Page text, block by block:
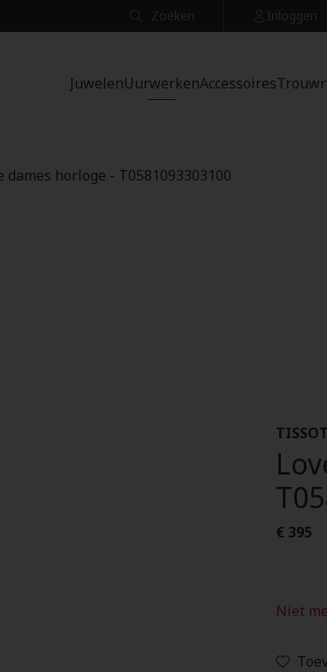
Zoeken Inloggen
JuwelenUurwerkenAccessoires
dames horloge - T0581093303100
TISSOT
€ 395
Niet